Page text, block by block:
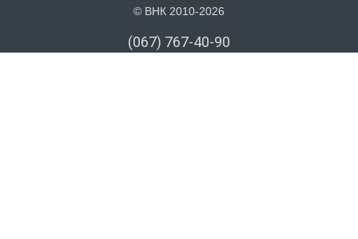
© ВНК 2010-2026
(067) 767-40-90